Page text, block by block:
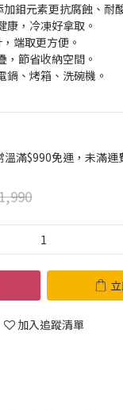
鉬元素更抗腐蝕、耐
康，冷凍好拿取。
端取更方便。
，節省收納空間。
鍋、烤箱、洗碗機。
滿$990免運，未滿運
加入追蹤清單